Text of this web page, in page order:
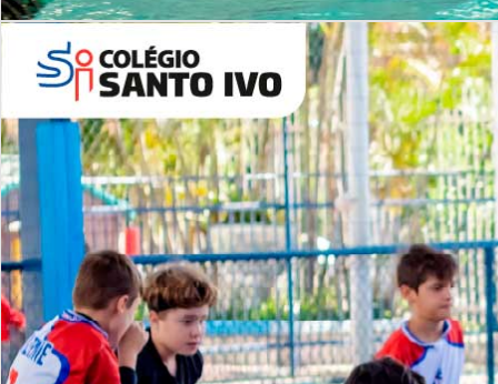
Período Integral | Saiba mais
Lista de vídeos
NOSSOCANAL